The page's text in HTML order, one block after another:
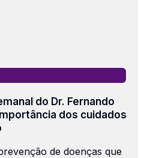
do Dr. Fernando
dos cuidados
de doenças que